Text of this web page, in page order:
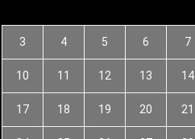
3 4 5 6 7
10 11 12 13 14
17 18 19 20 21